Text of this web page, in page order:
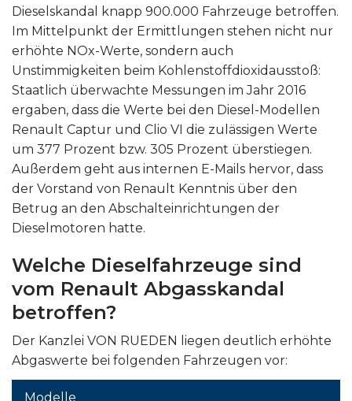
Dieselskandal knapp 900.000 Fahrzeuge betroffen.
Im Mittelpunkt der Ermittlungen stehen nicht nur
erhöhte NOx-Werte, sondern auch
Unstimmigkeiten beim Kohlenstoffdioxidausstoß:
Staatlich überwachte Messungen im Jahr 2016
ergaben, dass die Werte bei den Diesel-Modellen
Renault Captur und Clio VI die zulässigen Werte
um 377 Prozent bzw. 305 Prozent überstiegen.
Außerdem geht aus internen E-Mails hervor, dass
der Vorstand von Renault Kenntnis über den
Betrug an den Abschalteinrichtungen der
Dieselmotoren hatte.
Welche Dieselfahrzeuge sind
vom Renault Abgasskandal
betroffen?
Der Kanzlei VON RUEDEN liegen deutlich erhöhte
Abgaswerte bei folgenden Fahrzeugen vor:
Modelle